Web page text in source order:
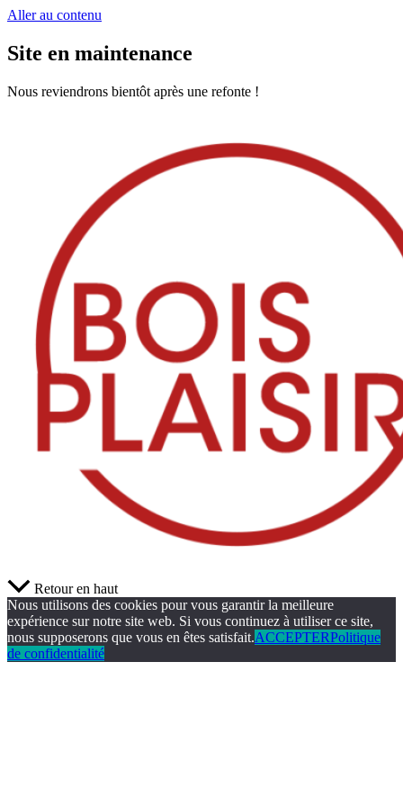
Aller au contenu
Site en maintenance
Nous reviendrons bientôt après une refonte !
Retour en haut
Nous utilisons des cookies pour vous garantir la meilleure
expérience sur notre site web. Si vous continuez à utiliser ce site,
nous supposerons que vous en êtes satisfait.ACCEPTERPolitique
de confidentialité